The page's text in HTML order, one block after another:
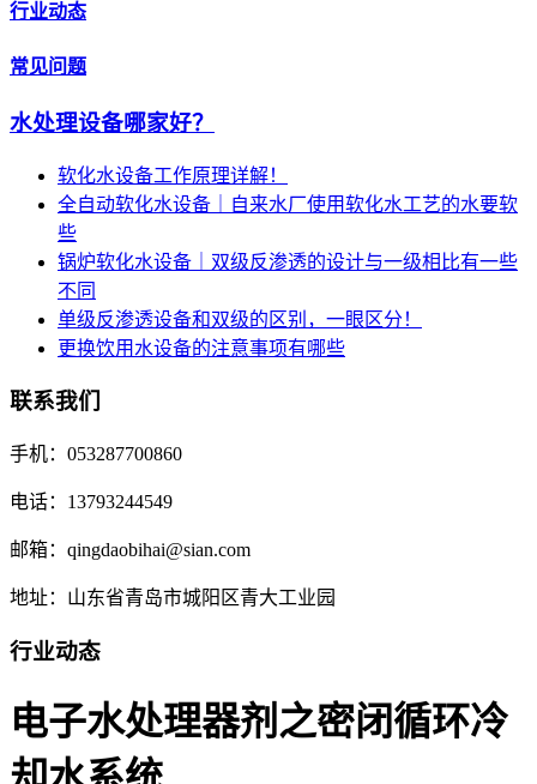
行业动态
常见问题
水处理设备哪家好？
软化水设备工作原理详解！
全自动软化水设备｜自来水厂使用软化水工艺的水要软
些
锅炉软化水设备｜双级反渗透的设计与一级相比有一些
不同
单级反渗透设备和双级的区别，一眼区分！
更换饮用水设备的注意事项有哪些
联系我们
手机：053287700860
电话：13793244549
邮箱：qingdaobihai@sian.com
地址：山东省青岛市城阳区青大工业园
行业动态
电子水处理器剂之密闭循环冷